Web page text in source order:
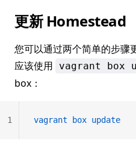
更新 Homestead
您可以通过两个简单的步
应该使用
vagrant box
box：
vagrant box update
1